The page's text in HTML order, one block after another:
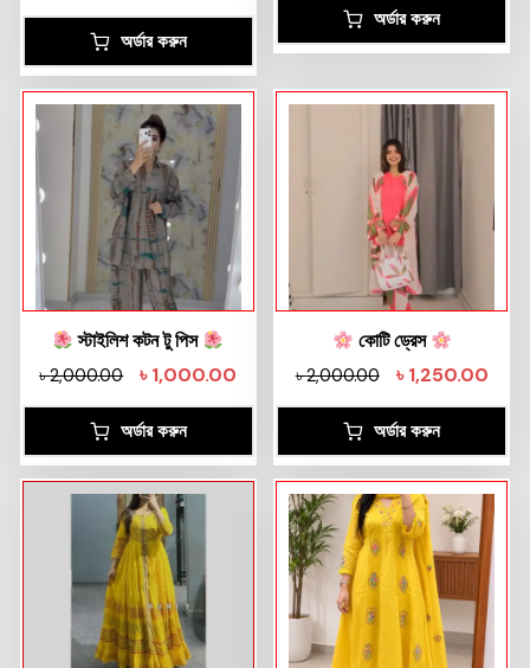
অর্ডার করুন
অর্ডার করুন
স্টাইলিশ কটন টু পিস
৳2,000.00 ৳1,000.00
অর্ডার করুন
কোটি ড্রেস
৳2,000.00 ৳1,250.00
অর্ডার করুন